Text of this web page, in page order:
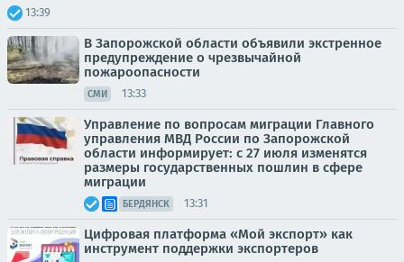
13:39
В Запорожской области объявили экстренное
предупреждение о чрезвычайной
пожароопасности
СМИ 13:33
Управление по вопросам миграции Главного
управления МВД России по Запорожской
области информирует: с 27 июля изменятся
размеры государственных пошлин в сфере
миграции
БЕРДЯНСК 13:31
Цифровая платформа «Мой экспорт» как
инструмент поддержки экспортеров